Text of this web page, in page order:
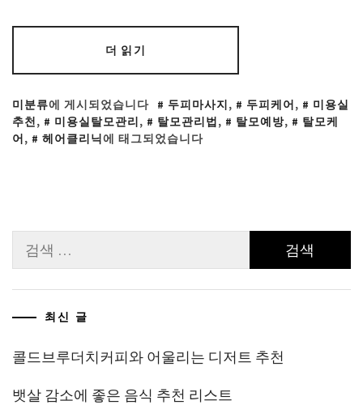
더 읽기
미분류에 게시되었습니다 두피마사지, 두피케어,
미용실
추천, 미용실탈모관리, 탈모관리법, 탈모예방,
탈모케
어, 헤어클리닉에 태그되었습니다
색:
최신 글
콜드브루더치커피와 어울리는 디저트 추천
뱃살 감소에 좋은 음식 추천 리스트